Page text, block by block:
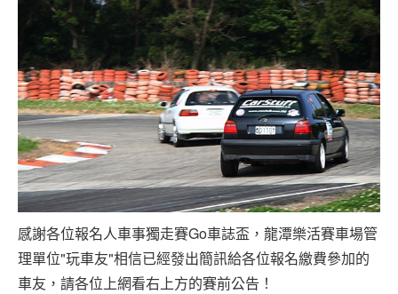
感謝各位報名人車事獨走賽Go車誌盃，龍潭樂活賽車場管
理單位"玩車友"相信已經發出簡訊給各位報名繳費參加的
車友，請各位上網看右上方的賽前公告！